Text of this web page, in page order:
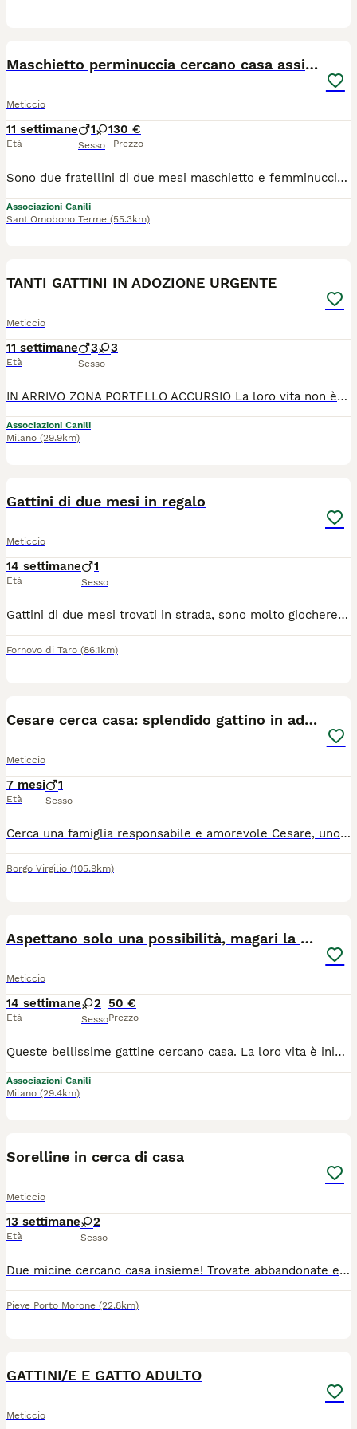
Maschietto perminuccia cercano casa assieme
Meticcio
11 settimane
Età
1 1
Sesso
30 €
Prezzo
Sono due fratellini di due mesi maschietto e femminuccia nati in casa buoni ed affettuosi si cerca per loro una famiglia che li adotti assieme. I gattini sono stati sverminati e trattati con antiparassitario. Per maggiori info ed eventualmente adottarli contattatemi al 340 37 48 499 i gattini si trovano a Bergamo
Associazioni Canili
Sant'Omobono Terme (55.3km)
TANTI GATTINI IN ADOZIONE URGENTE
Meticcio
11 settimane
Età
3 3
Sesso
IN ARRIVO ZONA PORTELLO ACCURSIO La loro vita non è iniziata nel migliore dei modi, ma adesso sono tutti salvi. Dai 2 mesetti ai 3 mesetti, hanno bisogno di una famiglia che dia loro una casa in sicurezza e tanto amore. Negativi malattie infettive, in buona salute adesso. Verranno affidati sverminati e vaccinati. Sterilizzazione obbligatoria. 3288176356
Associazioni Canili
Milano (29.9km)
Gattini di due mesi in regalo
Meticcio
14 settimane
Età
1
Sesso
Gattini di due mesi trovati in strada, sono molto giocherelloni e affettuosi. Abituati a fare bisogni nella lettiera. Si cedono a soli amanti degli animali e a veramente interessati, no perditempo.
Fornovo di Taro (86.1km)
Cesare cerca casa: splendido gattino in adozione
Meticcio
7 mesi
Età
1
Sesso
Cerca una famiglia responsabile e amorevole Cesare, uno splendido gattino maschio di circa 7-8 mesi (nato indicativamente tra novembre e dicembre scorsi). Nelle foto può sembrare più grande soltanto perché gli scatti sono stati fatti molto da vicino, ma è ancora un cucciolone. Cesare si cede in regalo esclusivamente a veri amanti degli animali, persone serie che sappiano prendersene cura con la dovuta attenzione e rispetto. Si precisa che l'adozione non è destinata a famiglie che cercano semplicemente un "giocattolo" per bambini, ma a chi desidera accogliere un nuovo membro in famiglia a tutti gli effetti. Il gattino deve ancora effettuare il percorso sanitario di base (sverminazione e vaccinazioni), che sarà a carico del nuovo proprietario. Si cede gratuitamente previa conoscitiva. Se siete persone realmente motivate e desiderate offrire a Cesare una vita serena e ricca d'affetto, potete contattarmi al numero 334 9355649. Si richiede la massima serietà.
Borgo Virgilio (105.9km)
Aspettano solo una possibilità, magari la tua
Meticcio
14 settimane
Età
2
Sesso
50 €
Prezzo
Queste bellissime gattine cercano casa. La loro vita è iniziata nel modo più ingiusto, sono state abbandonate quando avrebbero avuto bisogno di amore e protezione. Nonostante tutto non hanno perso la fiducia nelle persone. Sono gattine affettuose, curiosa, giocherellone, socievoli. Pronte a riempire di fuse,amore e allegria le o la famiglia che vorrà adottarle. In arrivo a Milano zona portello Accursio. Vaccinate e sverminate. Ma se non potete venire a prendere la gattina che avete scelto sarà lei ad arrivare direttamente a casa vostra. Per info nicoletta
Associazioni Canili
Milano (29.4km)
Sorelline in cerca di casa
Meticcio
13 settimane
Età
2
Sesso
Due micine cercano casa insieme! Trovate abbandonate erano piccolissime e con poca speranza di sopravvivere , sono state allattate.con biberon e tanta pazienza ora sono diventate.bellissime e inseparabili! Sono.molto affettuose e hanno bisogno di una casa sicura per sempre.
Pieve Porto Morone (22.8km)
GATTINI/E E GATTO ADULTO
Meticcio